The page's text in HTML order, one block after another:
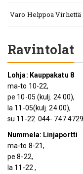
Varo Helppoa Virhettä
Ravintolat
Lohja: Kauppakatu 8
ma-to 10-22,
pe 10-05 (kulj. 24.00),
la 11-05(kulj. 24.00),
su 11-22. 044- 747 4729
Nummela: Linjaportti
ma-to 8-21,
pe 8-22,
la 11-22 ,